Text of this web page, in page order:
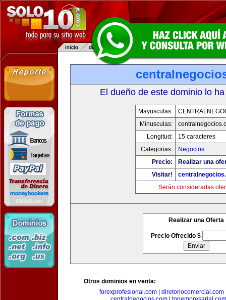
El dueño de este dominio lo
Mayusculas:
Minusculas:
Longitud:
15 caracteres
Categorias:
Negocios
Precio:
Realizar una
Visitar!
Serán consideradas
Realizar una Oferta
Precio Ofrecido $
Otros dominios en venta:
forexprofesional.com| diretoriocomercial.com